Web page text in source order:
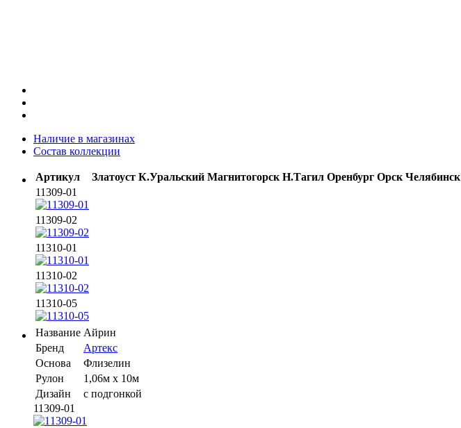
Наличие в магазинах
Состав коллекции
Артикул Златоуст К.Уральский Магнитогорск Н.Тагил Оренбург Орск Челябинск
11309-01
11309-02
11310-01
11310-02
11310-05
Название Айрин
Бренд
Артекс
Основа
Флизелин
Рулон
1,06м х 10м
Дизайн
с подгонкой
11309-01